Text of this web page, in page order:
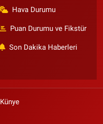
Hava Durumu
Puan Durumu ve Fikstür
Son Dakika Haberleri
Künye